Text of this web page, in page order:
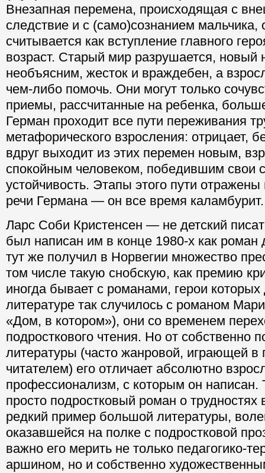
Внезапная перемена, происходящая с
следствие и с (само)сознанием мальчика,
считывается как вступление главного
возраст. Старый мир разрушается, новый
необъясним, жесток и враждебен, а
чем-либо помочь. Они могут только
приемы, рассчитанные на ребенка,
Герман проходит все пути переживания
метафорического взросления: отрицает,
вдруг выходит из этих перемен новым,
спокойным человеком, победившим свои
устойчивость. Этапы этого пути
речи Германа — он все время каламбурит.
Ларс Соби Кристенсен — не детский
был написан им в конце 1980-х как
тут же получил в Норвегии множество
том числе такую снобскую, как премию
иногда бывает с романами, герои которых
литературе так случилось с романом
«Дом, в котором»), они со временем
подросткового чтения. Но от собственно
литературы (часто жанровой, играющей в
читателем) его отличает абсолютно
профессионализм, с которым он написан.
просто подростковый роман о
редкий пример большой литературы,
оказавшейся на полке с подростковой
важно его мерить не только педагогико-
аршином, но и собственно